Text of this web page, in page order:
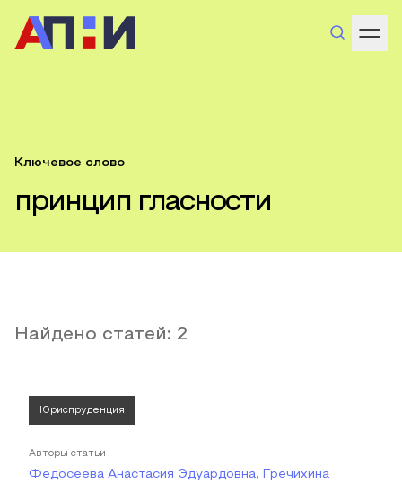
Ключевое слово
принцип гласности
Найдено статей: 2
Юриспруденция
Авторы статьи
Федосеева Анастасия Эдуардовна, Гречихина